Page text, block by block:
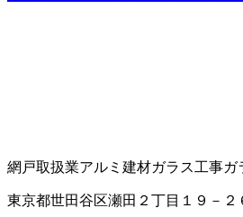
網戸取扱業アルミ建材ガラス工事ガ
東京都世田谷区瀬田２丁目１９－２